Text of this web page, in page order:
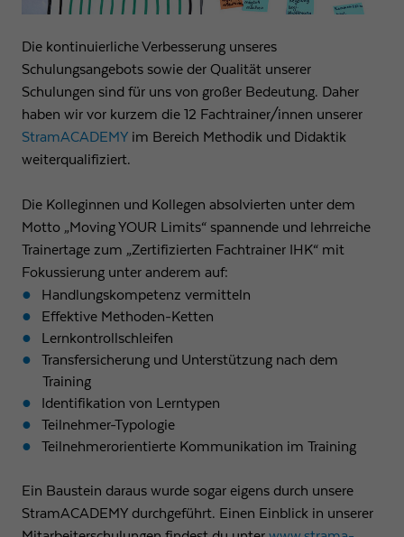
Die kontinuierliche Verbesserung unseres
Schulungsangebots sowie der Qualität unserer
Schulungen sind für uns von großer Bedeutung. Daher
haben wir vor kurzem die 12 Fachtrainer/innen unserer
StramACADEMY im Bereich Methodik und Didaktik
weiterqualifiziert.
Die Kolleginnen und Kollegen absolvierten unter dem
Motto „Moving YOUR Limits“ spannende und lehrreiche
Trainertage zum „Zertifizierten Fachtrainer IHK“ mit
Fokussierung unter anderem auf:
Handlungskompetenz vermitteln
Effektive Methoden-Ketten
Lernkontrollschleifen
Transfersicherung und Unterstützung nach dem
Training
Identifikation von Lerntypen
Teilnehmer-Typologie
Teilnehmerorientierte Kommunikation im Training
Ein Baustein daraus wurde sogar eigens durch unsere
StramACADEMY durchgeführt. Einen Einblick in unserer